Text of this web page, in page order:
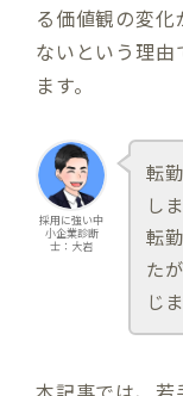
る価値観の変化
ないという理
ます。
採用に強い中
小企業診断
士：大岩
転
し
転
た
じ